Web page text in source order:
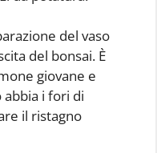
del vaso
del bonsai. È
giovane e
abbia i fori di
il ristagno